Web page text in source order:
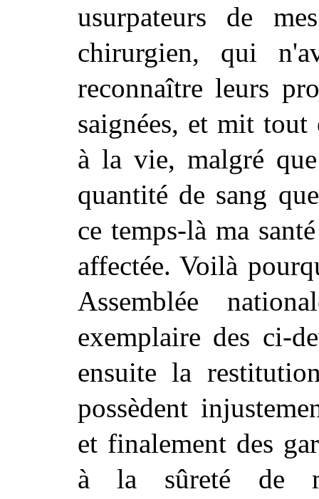
usurpateurs de
chirurgien, qui
reconnaître leurs
saignées, et mit tout
à la vie, malgré
quantité de sang
ce temps-là ma
affectée. Voilà
Assemblée
exemplaire des ci-
ensuite la
possèdent
et finalement des
à la sûreté de